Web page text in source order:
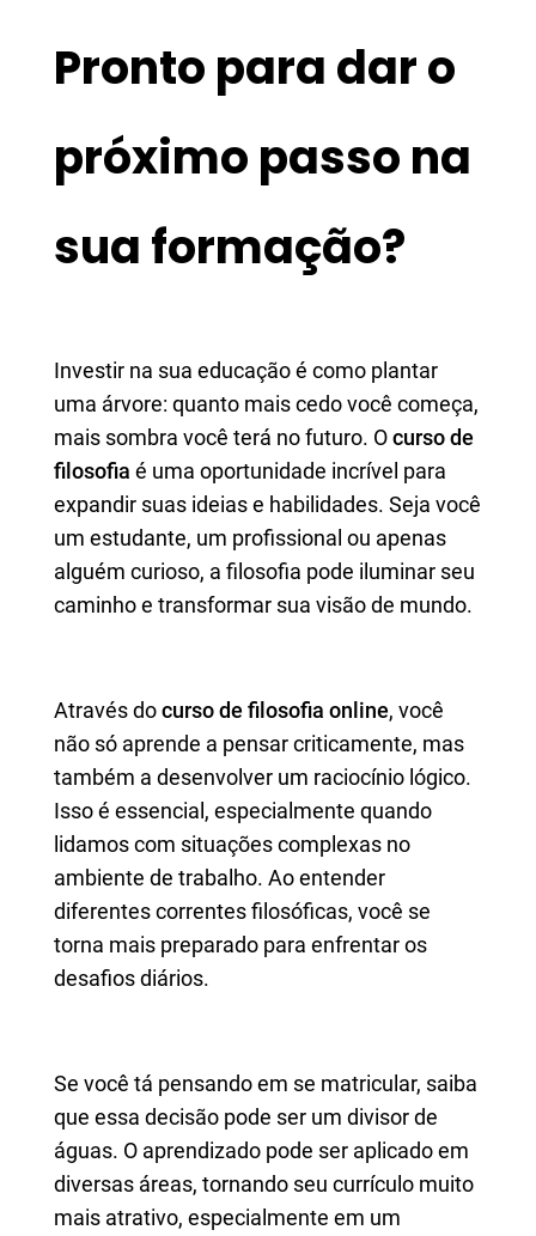
Pronto para dar o
próximo passo na
sua formação?
Investir na sua educação é como plantar
uma árvore: quanto mais cedo você começa,
mais sombra você terá no futuro. Ocurso de
filosofia é uma oportunidade incrível para
expandir suas ideias e habilidades. Seja você
um estudante, um profissional ou apenas
alguém curioso, a filosofia pode iluminar seu
caminho e transformar sua visão de mundo.
Através docurso de filosofia online, você
não só aprende a pensar criticamente, mas
também a desenvolver um raciocínio lógico.
Isso é essencial, especialmente quando
lidamos com situações complexas no
ambiente de trabalho. Ao entender
diferentes correntes filosóficas, você se
torna mais preparado para enfrentar os
desafios diários.
Se você tá pensando em se matricular, saiba
que essa decisão pode ser um divisor de
águas. O aprendizado pode ser aplicado em
diversas áreas, tornando seu currículo muito
mais atrativo, especialmente em um